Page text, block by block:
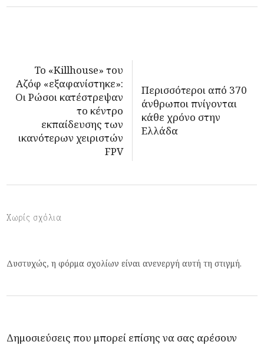
Το «Killhouse» του
Αζόφ «εξαφανίστηκε»:
Oι Ρώσοι κατέστρεψαν
το κέντρο
εκπαίδευσης των
ικανότερων χειριστών
FPV
Περισσότεροι από 370
άνθρωποι πνίγονται
κάθε χρόνο στην
Ελλάδα
Χωρίς σχόλια
Δυστυχώς, η φόρμα σχολίων είναι ανενεργή αυτή τη στιγμή.
Δημοσιεύσεις που μπορεί επίσης να σας αρέσουν